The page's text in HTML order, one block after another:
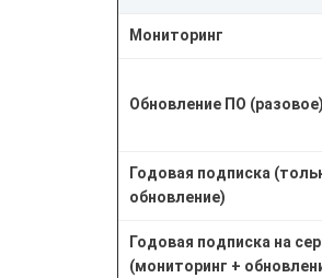
Мониторинг
Обновление ПО (разовое)
Годовая подписка
обновление)
Годовая подписка на
(мониторинг +